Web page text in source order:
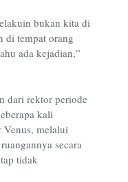
bukan kita di
di tempat orang
ada kejadian,”
dari rektor periode
kali
melalui
secara
tidak